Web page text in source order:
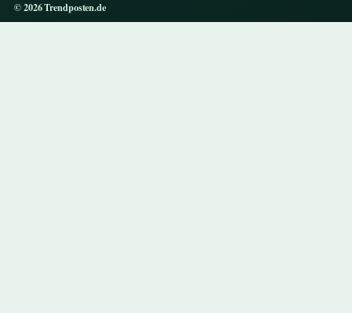
© 2026 Trendposten.de